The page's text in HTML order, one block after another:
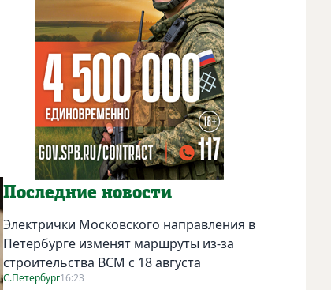
Последние новости
Электрички Московского направления в
Петербурге изменят маршруты из-за
строительства ВСМ с 18 августа
С.Петербург16:23